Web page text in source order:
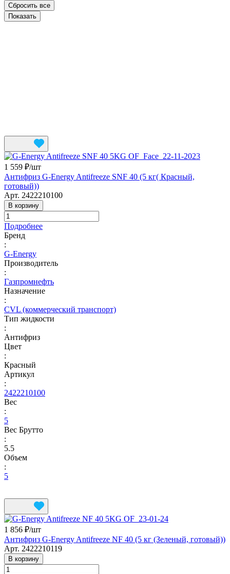
Сбросить все
1 559 ₽/шт
Антифриз G-Energy Antifreeze SNF 40 (5 кг( Красный,
готовый))
Арт. 2422210100
В корзину
Подробнее
Бренд
:
G-Energy
Производитель
:
Газпромнефть
Назначение
:
CVL (коммерческий транспорт)
Тип жидкости
:
Антифриз
Цвет
:
Красный
Артикул
:
2422210100
Вес
:
5
Вес Брутто
:
5.5
Объем
:
5
1 856 ₽/шт
Антифриз G-Energy Antifreeze NF 40 (5 кг (Зеленый, готовый))
Арт. 2422210119
В корзину